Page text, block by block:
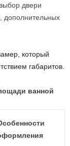
двери
дополнительных
который
габаритов.
ванной